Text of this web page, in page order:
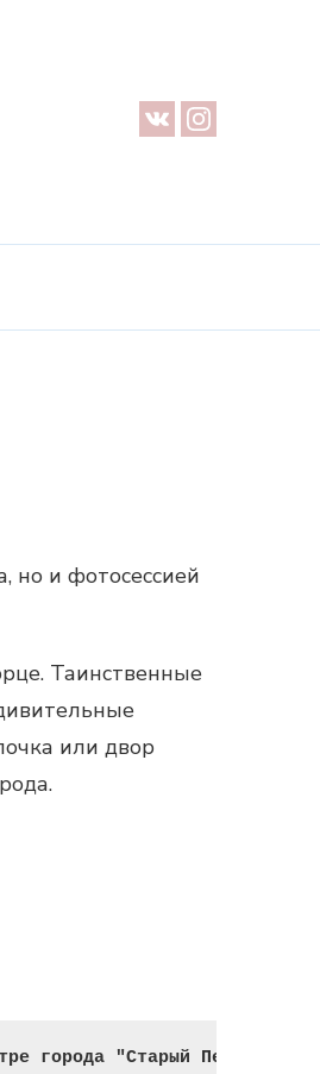
но и фотосессией
Таинственные
или двор
города "Старый Петербруг"